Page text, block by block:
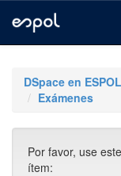
navigationDSpace en ESPOL
Exámenes
Por favor, use
ítem: